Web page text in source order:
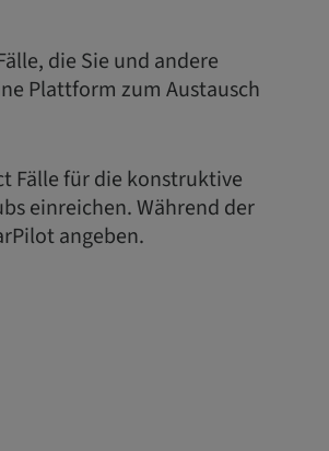
die Sie und andere
Plattform zum Austausch
Fälle für die konstruktive
einreichen. Während der
angeben.